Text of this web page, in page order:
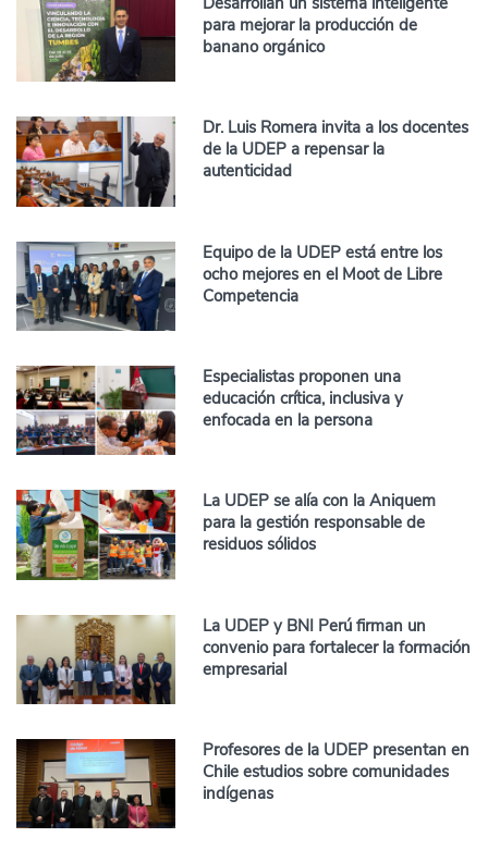
para mejorar la producción de
banano orgánico
Dr. Luis Romera invita a los docentes
de la UDEP a repensar la
autenticidad
Equipo de la UDEP está entre los
ocho mejores en el Moot de Libre
Competencia
Especialistas proponen una
educación crítica, inclusiva y
enfocada en la persona
La UDEP se alía con la Aniquem
para la gestión responsable de
residuos sólidos
La UDEP y BNI Perú firman un
convenio para fortalecer la formación
empresarial
Profesores de la UDEP presentan en
Chile estudios sobre comunidades
indígenas